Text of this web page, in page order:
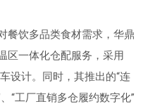
餐饮多品类食材需求，华鼎
区一体化仓配服务，采用
设计。同时，其推出的“连
“工厂直销多仓履约数字化”